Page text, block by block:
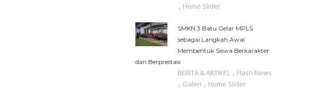
, Home Slider
SMKN 3 Batu Gelar MPLS
sebagai Langkah Awal
Membentuk Siswa Berkarakter
dan Berprestasi
BERITA & ARTIKEL , Flash News
, Galeri , Home Slider